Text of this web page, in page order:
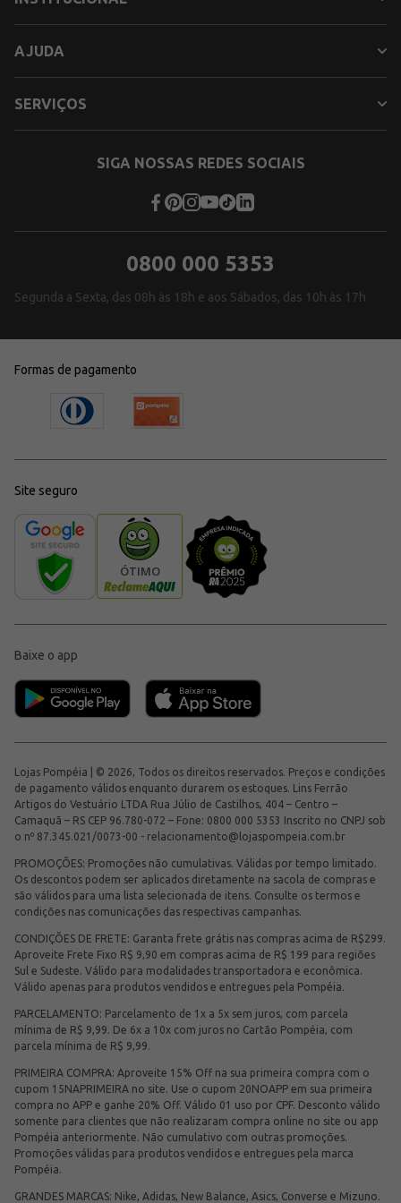
AJUDA
SERVIÇOS
SIGA NOSSAS REDES SOCIAIS
0800 000 5353
Segunda a Sexta, das 08h às 18h e aos Sábados, das 10h às 17h
Formas de pagamento
Site seguro
Baixe o app
Lojas Pompéia | © 2026, Todos os direitos reservados. Preços e condições
de pagamento válidos enquanto durarem os estoques. Lins Ferrão
Artigos do Vestuário LTDA Rua Júlio de Castilhos, 404 – Centro –
Camaquã – RS CEP 96.780-072 – Fone: 0800 000 5353 Inscrito no CNPJ sob
o nº 87.345.021/0073-00 - relacionamento@lojaspompeia.com.br
PROMOÇÕES: Promoções não cumulativas. Válidas por tempo limitado.
Os descontos podem ser aplicados diretamente na sacola de compras e
são válidos para uma lista selecionada de itens. Consulte os termos e
condições nas comunicações das respectivas campanhas.
CONDIÇÕES DE FRETE: Garanta frete grátis nas compras acima de R$299.
Aproveite Frete Fixo R$ 9,90 em compras acima de R$ 199 para regiões
Sul e Sudeste. Válido para modalidades transportadora e econômica.
Válido apenas para produtos vendidos e entregues pela Pompéia.
PARCELAMENTO: Parcelamento de 1x a 5x sem juros, com parcela
mínima de R$ 9,99. De 6x a 10x com juros no Cartão Pompéia, com
parcela mínima de R$ 9,99.
PRIMEIRA COMPRA: Aproveite 15% Off na sua primeira compra com o
cupom 15NAPRIMEIRA no site. Use o cupom 20NOAPP em sua primeira
compra no APP e ganhe 20% Off. Válido 01 uso por CPF. Desconto válido
somente para clientes que não realizaram compra online no site ou app
Pompéia anteriormente. Não cumulativo com outras promoções.
Promoções válidas para produtos vendidos e entregues pela marca
Pompéia.
GRANDES MARCAS: Nike, Adidas, New Balance, Asics, Converse e Mizuno.